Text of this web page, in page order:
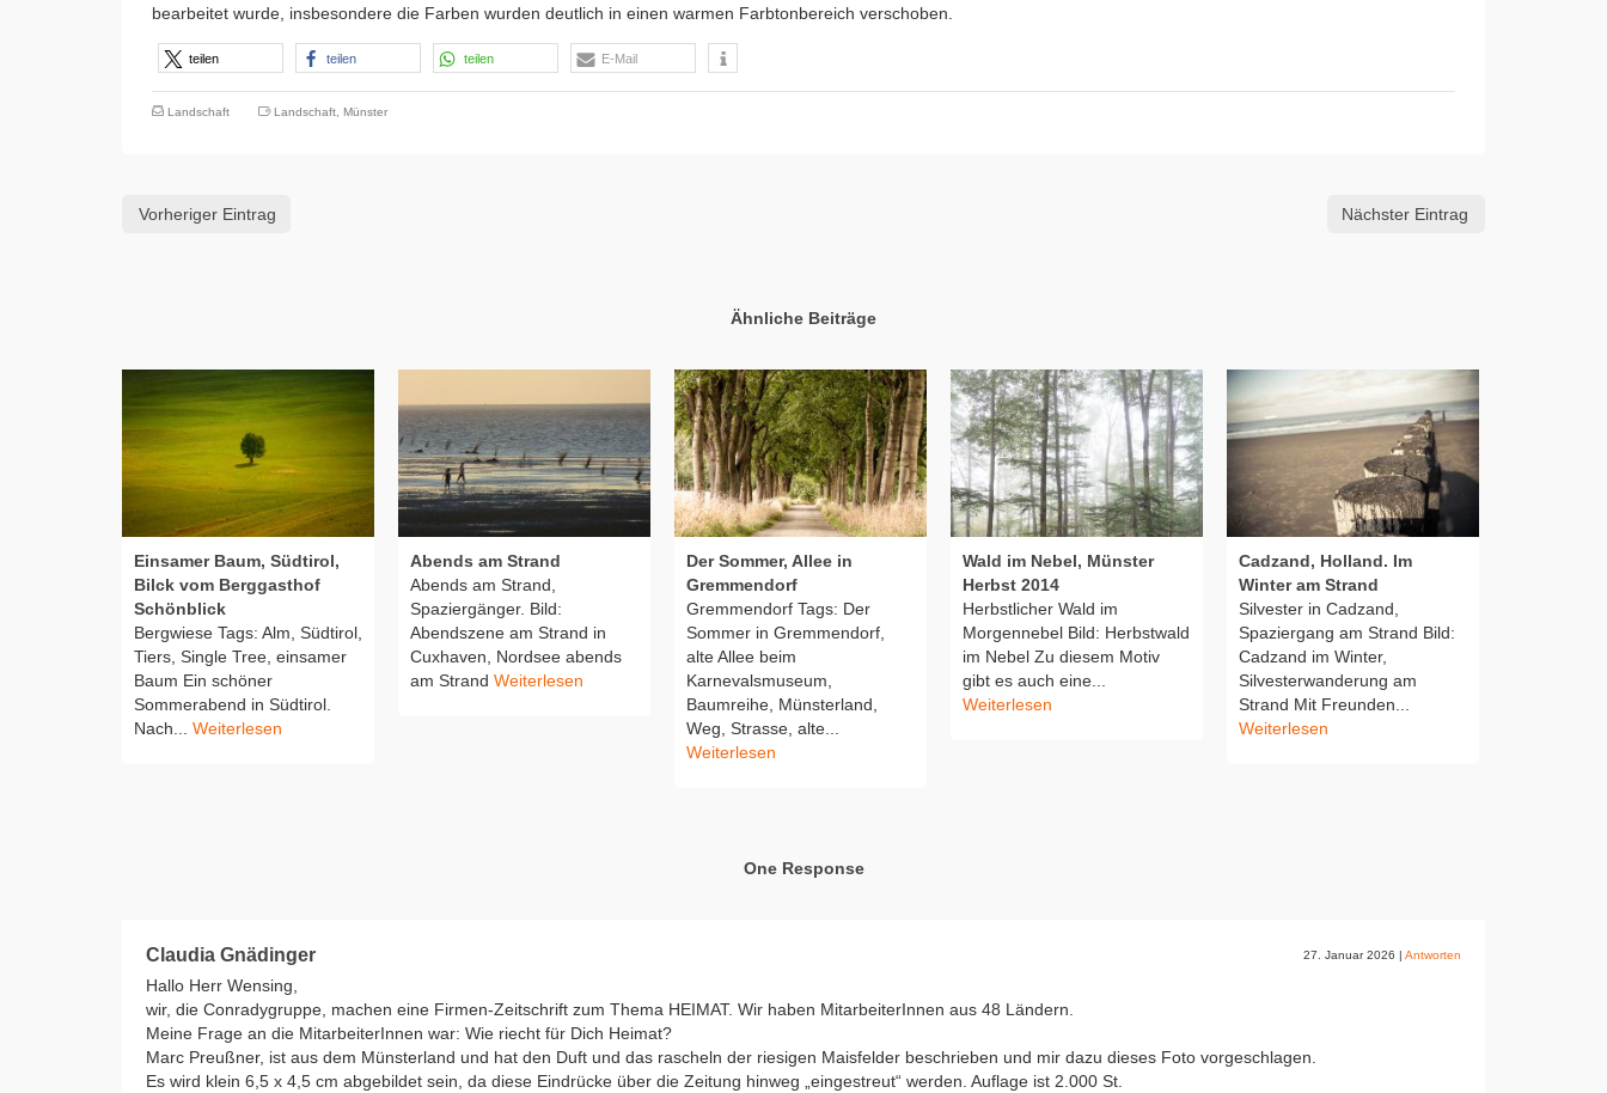
bearbeitet wurde, insbesondere die Farben wurden deutlich in einen warmen Farbtonbereich verschoben.
teilen teilen teilen E-Mail
Landschaft Landschaft Münster
Vorheriger Eintrag Nächster Eintrag
Ähnliche Beiträge
Einsamer Baum, Südtirol,
Bilck vom Berggasthof
Schönblick
Bergwiese Tags: Alm, Südtirol,
Tiers, Single Tree, einsamer
Baum Ein schöner
Sommerabend in Südtirol.
Nach... Weiterlesen
Abends am Strand
Abends am Strand,
Spaziergänger. Bild:
Abendszene am Strand in
Cuxhaven, Nordsee abends
am Strand Weiterlesen
Der Sommer, Allee in
Gremmendorf
Gremmendorf Tags: Der
Sommer in Gremmendorf,
alte Allee beim
Karnevalsmuseum,
Baumreihe, Münsterland,
Weg, Strasse, alte...
Weiterlesen
Wald im Nebel, Münster
Herbst 2014
Herbstlicher Wald im
Morgennebel Bild: Herbstwald
im Nebel Zu diesem Motiv
gibt es auch eine...
Weiterlesen
Cadzand, Holland. Im
Winter am Strand
Silvester in Cadzand,
Spaziergang am Strand Bild:
Cadzand im Winter,
Silvesterwanderung am
Strand Mit Freunden...
Weiterlesen
One Response
Claudia Gnädinger 27. Januar 2026 | Antworten
Hallo Herr Wensing,
wir, die Conradygruppe, machen eine Firmen-Zeitschrift zum Thema HEIMAT. Wir haben MitarbeiterInnen aus 48 Ländern.
Meine Frage an die MitarbeiterInnen war: Wie riecht für Dich Heimat?
Marc Preußner, ist aus dem Münsterland und hat den Duft und das rascheln der riesigen Maisfelder beschrieben und mir dazu dieses Foto vorgeschlagen.
Es wird klein 6,5 x 4,5 cm abgebildet sein, da diese Eindrücke über die Zeitung hinweg „eingestreut“ werden. Auflage ist 2.000 St.